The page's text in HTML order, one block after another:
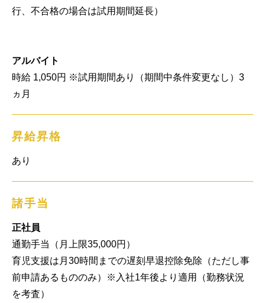
行、不合格の場合は試用期間延長）
アルバイト
時給 1,050円 ※試用期間あり（期間中条件変更なし）3
ヵ月
昇給昇格
あり
諸手当
正社員
通勤手当（月上限35,000円）
育児支援は月30時間までの遅刻早退控除免除（ただし事
前申請あるもののみ）※入社1年後より適用（勤務状況
を考査）